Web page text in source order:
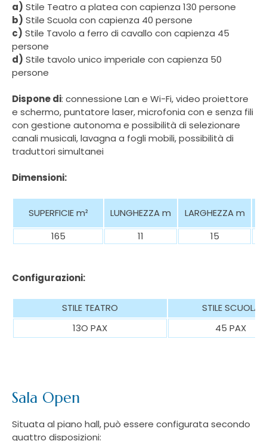
a) Stile Teatro a platea con capienza 130 persone
b) Stile Scuola con capienza 40 persone
c) Stile Tavolo a ferro di cavallo con capienza 45
persone
d) Stile tavolo unico imperiale con capienza 50
persone
Dispone di: connessione Lan e Wi-Fi, video proiettore
e schermo, puntatore laser, microfonia con e senza fili
con gestione autonoma e possibilità di selezionare
canali musicali, lavagna a fogli mobili, possibilità di
traduttori simultanei
Dimensioni:
SUPERFICIEm² LUNGHEZZA m LARGHEZZA m
165
11 15
Configurazioni:
STILE TEATRO
STILE SCUOLA
13O PAX
45 PAX
Sala Open
Situata al piano hall, può essere configurata secondo
quattro disposizioni: